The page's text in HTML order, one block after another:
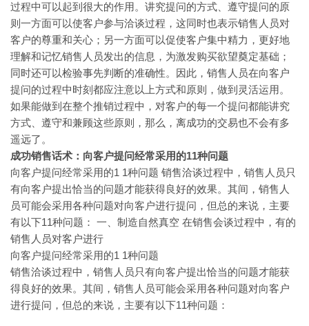
过程中可以起到很大的作用。讲究提问的方式、遵守提问的原
则一方面可以使客户参与洽谈过程，这同时也表示销售人员对
客户的尊重和关心；另一方面可以促使客户集中精力，更好地
理解和记忆销售人员发出的信息，为激发购买欲望奠定基础；
同时还可以检验事先判断的准确性。因此，销售人员在向客户
提问的过程中时刻都应注意以上方式和原则，做到灵活运用。
如果能做到在整个推销过程中，对客户的每一个提问都能讲究
方式、遵守和兼顾这些原则，那么，离成功的交易也不会有多
遥远了。
成功销售话术：向客户提问经常采用的11种问题
向客户提问经常采用的1 1种问题 销售洽谈过程中，销售人员只
有向客户提出恰当的问题才能获得良好的效果。其间，销售人
员可能会采用各种问题对向客户进行提问，但总的来说，主要
有以下11种问题： 一、制造自然真空 在销售会谈过程中，有的
销售人员对客户进行
向客户提问经常采用的1 1种问题
销售洽谈过程中，销售人员只有向客户提出恰当的问题才能获
得良好的效果。其间，销售人员可能会采用各种问题对向客户
进行提问，但总的来说，主要有以下11种问题：